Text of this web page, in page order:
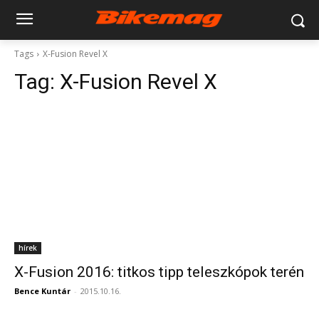
Tags X-Fusion Revel X
Tag: X-Fusion Revel X
hírek
X-Fusion 2016: titkos tipp teleszkópok terén
Bence Kuntár - 2015.10.16.